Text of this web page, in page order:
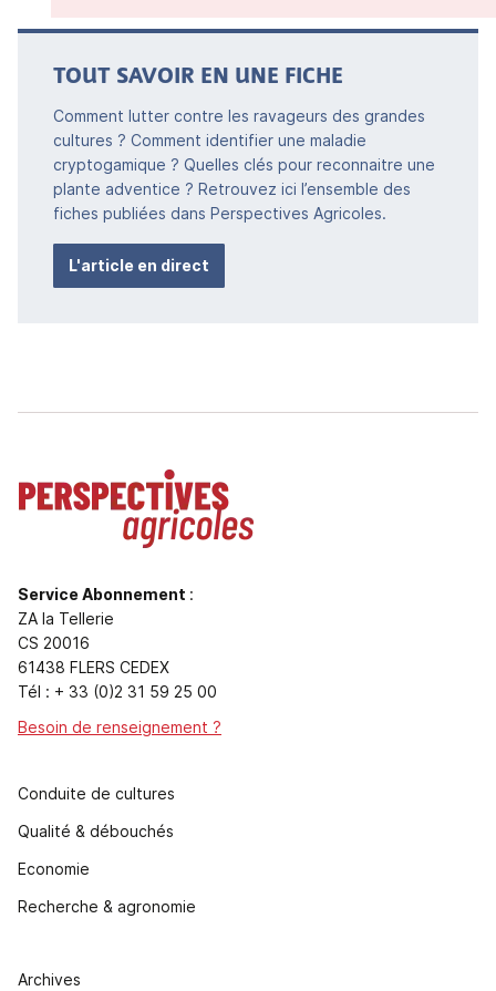
TOUT SAVOIR EN UNE FICHE
Comment lutter contre les ravageurs des grandes
cultures ? Comment identifier une maladie
cryptogamique ? Quelles clés pour reconnaitre une
plante adventice ? Retrouvez ici l’ensemble des
fiches publiées dans Perspectives Agricoles.
L'article en direct
Service Abonnement :
ZA la Tellerie
CS 20016
61438 FLERS CEDEX
Tél : + 33 (0)2 31 59 25 00
Besoin de renseignement ?
Conduite de cultures
Qualité & débouchés
Economie
Recherche & agronomie
Archives